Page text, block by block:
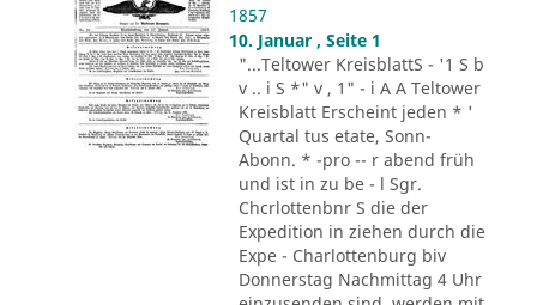
1857
10. Januar , Seite 1
"...Teltower KreisblattS - '1 S b
v .. i S *" v , 1" - i A A Teltower
Kreisblatt Erscheint jeden * '
Quartal tus etate, Sonn-
Abonn. * -pro -- r abend früh
und ist in zu be - l Sgr.
Chcrlottenbnr S die der
Expedition in ziehen durch die
Expe - Charlottenburg biv
Donnerstag Nachmittag 4 Uhr